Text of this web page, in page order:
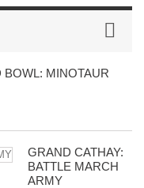
BOWL: MINOTAUR
GRAND CATHAY:
BATTLE MARCH
ARMY